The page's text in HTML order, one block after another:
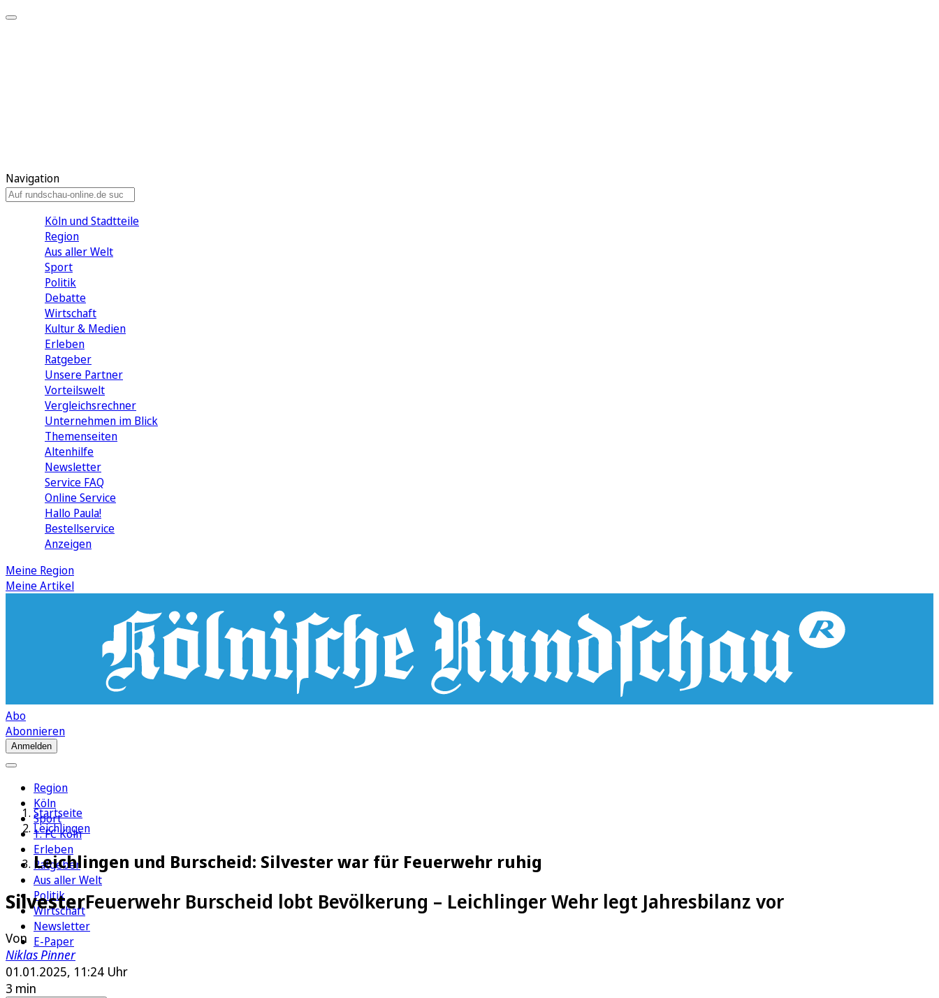
Navigation
Köln und Stadtteile
Region
Aus aller Welt
Sport
Politik
Debatte
Wirtschaft
Kultur & Medien
Erleben
Ratgeber
Unsere Partner
Vorteilswelt
Vergleichsrechner
Unternehmen im Blick
Themenseiten
Altenhilfe
Newsletter
Service FAQ
Online Service
Hallo Paula!
Bestellservice
Anzeigen
Meine Region
Meine Artikel
Abo
Abonnieren
Anmelden
Region
Köln
Sport
1. FC Köln
Erleben
Ratgeber
Aus aller Welt
Politik
Wirtschaft
Newsletter
E-Paper
Startseite
Leichlingen
Leichlingen und Burscheid: Silvester war für Feuerwehr ruhig
SilvesterFeuerwehr Burscheid lobt Bevölkerung – Leichlinger Wehr legt Jahresbilanz vor
Von
Niklas Pinner
01.01.2025, 11:24 Uhr
3 min